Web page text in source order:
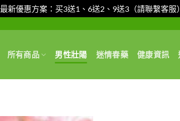
最新優惠方案：买3送1、6送2、9送3（請聯繫客服
所有商品 男性壯陽 迷情春藥 健康資訊